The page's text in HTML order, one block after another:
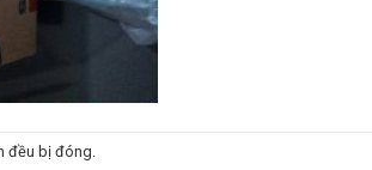
đều bị đóng.